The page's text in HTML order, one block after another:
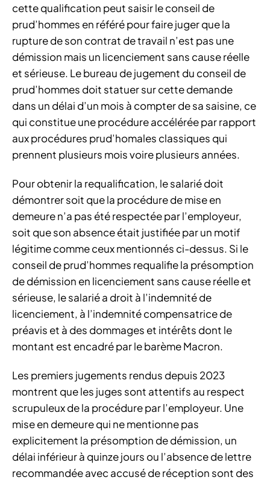
cette qualification peut saisir le conseil de
prud’hommes en référé pour faire juger que la
rupture de son contrat de travail n’est pas une
démission mais un licenciement sans cause réelle
et sérieuse. Le bureau de jugement du conseil de
prud’hommes doit statuer sur cette demande
dans un délai d’un mois à compter de sa saisine, ce
qui constitue une procédure accélérée par rapport
aux procédures prud’homales classiques qui
prennent plusieurs mois voire plusieurs années.
Pour obtenir la requalification, le salarié doit
démontrer soit que la procédure de mise en
demeure n’a pas été respectée par l’employeur,
soit que son absence était justifiée par un motif
légitime comme ceux mentionnés ci-dessus. Si le
conseil de prud’hommes requalifie la présomption
de démission en licenciement sans cause réelle et
sérieuse, le salarié a droit à l’indemnité de
licenciement, à l’indemnité compensatrice de
préavis et à des dommages et intérêts dont le
montant est encadré par le barème Macron.
Les premiers jugements rendus depuis 2023
montrent que les juges sont attentifs au respect
scrupuleux de la procédure par l’employeur. Une
mise en demeure qui ne mentionne pas
explicitement la présomption de démission, un
délai inférieur à quinze jours ou l’absence de lettre
recommandée avec accusé de réception sont des